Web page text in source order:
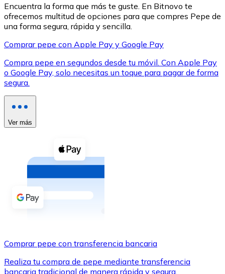
XRP
XRP
Ver todo
Compra criptomonedas con efectivo en tu tienda más
Comprar con efectivo
Transferencia SEPA
Utiliza tarjetas Visa y Mastercard para comprar
Encuentra la forma que más te guste. En Bitnovo te
ofrecemos multitud de opciones para que compres Pepe de
una forma segura, rápida y sencilla.
Comprar pepe con Apple Pay y Google Pay
Compra pepe en segundos desde tu móvil. Con Apple Pay
o Google Pay, solo necesitas un toque para pagar de forma
segura.
Ver más
Comprar pepe con transferencia bancaria
Realiza tu compra de pepe mediante transferencia
bancaria tradicional de manera rápida y segura.